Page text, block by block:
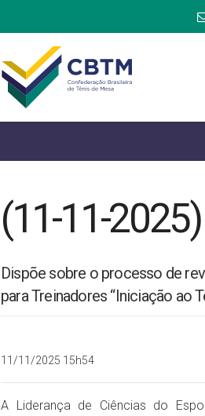
(11-11-
Dispõe sobre o processo de
para Treinadores “Iniciação ao
11/11/2025 15h54
A Liderança de Ciências do